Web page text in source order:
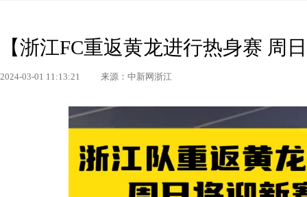
【浙江FC重返黄龙进行热身赛 周
2024-03-01 11:13:21 来源：中新网浙江